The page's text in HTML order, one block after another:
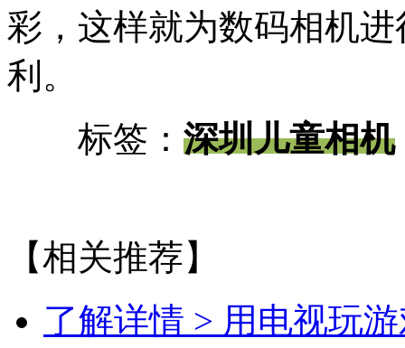
彩，这样就为数码相机
利。
标签： 深圳儿童相机
【相关推荐】
了解详情 > 用电视玩